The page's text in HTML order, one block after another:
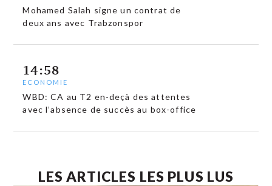
Mohamed Salah signe un contrat de
deux ans avec Trabzonspor
14:58
ECONOMIE
WBD: CA au T2 en-deçà des attentes
avec l’absence de succès au box-office
LES ARTICLES LES PLUS LUS